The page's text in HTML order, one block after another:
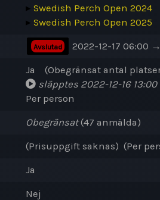
▸ Swedish Perch Open 2024
▸ Swedish Perch Open 2025
Avslutad 2022-12-17 06:00
Ja (Obegränsat antal
släpptes 2022-12-16 13:00
Per person
Obegränsat(47 anmälda)
(Prisuppgift saknas) (Per
Ja
Nej